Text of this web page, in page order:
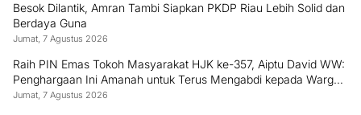
Besok Dilantik, Amran Tambi Siapkan PKDP Riau Lebih Solid dan
Berdaya Guna
Jumat, 7 Agustus 2026
Raih PIN Emas Tokoh Masyarakat HJK ke-357, Aiptu David WW:
Penghargaan Ini Amanah untuk Terus Mengabdi kepada Warga
Padang
Jumat, 7 Agustus 2026